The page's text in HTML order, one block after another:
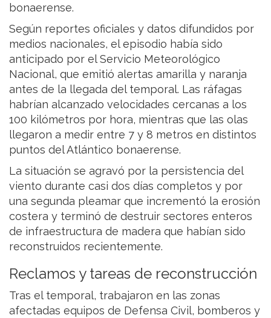
bonaerense.
Según reportes oficiales y datos difundidos por
medios nacionales, el episodio había sido
anticipado por el Servicio Meteorológico
Nacional, que emitió alertas amarilla y naranja
antes de la llegada del temporal. Las ráfagas
habrían alcanzado velocidades cercanas a los
100 kilómetros por hora, mientras que las olas
llegaron a medir entre 7 y 8 metros en distintos
puntos del Atlántico bonaerense.
La situación se agravó por la persistencia del
viento durante casi dos días completos y por
una segunda pleamar que incrementó la erosión
costera y terminó de destruir sectores enteros
de infraestructura de madera que habían sido
reconstruidos recientemente.
Reclamos y tareas de reconstrucción
Tras el temporal, trabajaron en las zonas
afectadas equipos de Defensa Civil, bomberos y